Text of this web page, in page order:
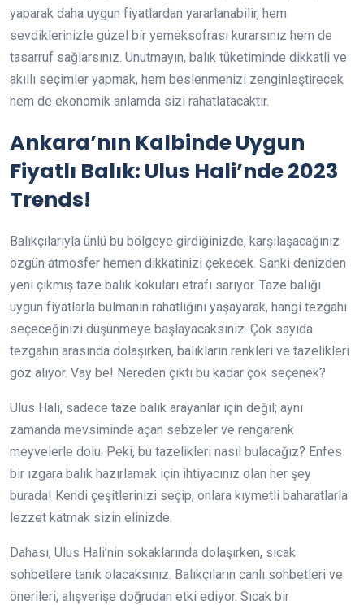
yaparak daha uygun fiyatlardan yararlanabilir, hem
sevdiklerinizle güzel bir yemeksofrası kurarsınız hem de
tasarruf sağlarsınız. Unutmayın, balık tüketiminde dikkatli ve
akıllı seçimler yapmak, hem beslenmenizi zenginleştirecek
hem de ekonomik anlamda sizi rahatlatacaktır.
Ankara’nın Kalbinde Uygun
Fiyatlı Balık: Ulus Hali’nde 2023
Trends!
Balıkçılarıyla ünlü bu bölgeye girdiğinizde, karşılaşacağınız
özgün atmosfer hemen dikkatinizi çekecek. Sanki denizden
yeni çıkmış taze balık kokuları etrafı sarıyor. Taze balığı
uygun fiyatlarla bulmanın rahatlığını yaşayarak, hangi tezgahı
seçeceğinizi düşünmeye başlayacaksınız. Çok sayıda
tezgahın arasında dolaşırken, balıkların renkleri ve tazelikleri
göz alıyor. Vay be! Nereden çıktı bu kadar çok seçenek?
Ulus Hali, sadece taze balık arayanlar için değil; aynı
zamanda mevsiminde açan sebzeler ve rengarenk
meyvelerle dolu. Peki, bu tazelikleri nasıl bulacağız? Enfes
bir ızgara balık hazırlamak için ihtiyacınız olan her şey
burada! Kendi çeşitlerinizi seçip, onlara kıymetli baharatlarla
lezzet katmak sizin elinizde.
Dahası, Ulus Hali’nin sokaklarında dolaşırken, sıcak
sohbetlere tanık olacaksınız. Balıkçıların canlı sohbetleri ve
önerileri, alışverişe doğrudan etki ediyor. Sıcak bir